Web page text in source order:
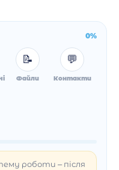
0%
📝
Файли
💬
Контакти
роботи – після